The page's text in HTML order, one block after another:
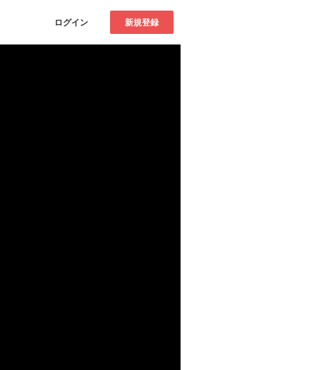
ログイン 新規登録